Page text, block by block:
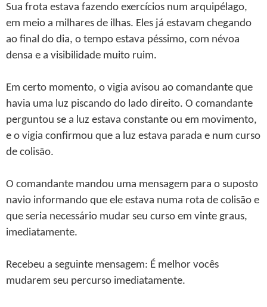
Sua frota estava fazendo exercícios num arquipélago,
em meio a milhares de ilhas. Eles já estavam chegando
ao final do dia, o tempo estava péssimo, com névoa
densa e a visibilidade muito ruim.
Em certo momento, o vigia avisou ao comandante que
havia uma luz piscando do lado direito. O comandante
perguntou se a luz estava constante ou em movimento,
e o vigia confirmou que a luz estava parada e num curso
de colisão.
O comandante mandou uma mensagem para o suposto
navio informando que ele estava numa rota de colisão e
que seria necessário mudar seu curso em vinte graus,
imediatamente.
Recebeu a seguinte mensagem: É melhor vocês
mudarem seu percurso imediatamente.